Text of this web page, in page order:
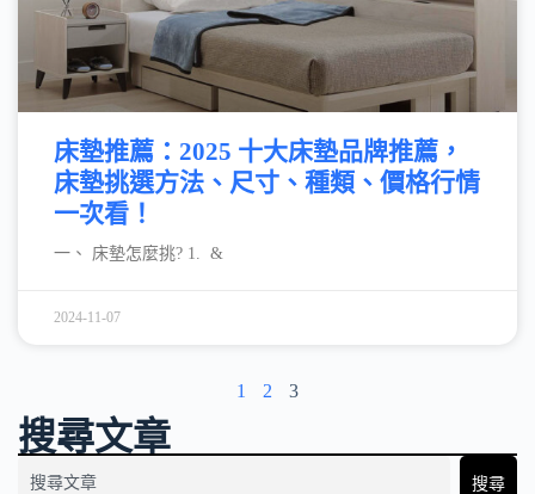
搜尋文章
搜尋
床墊推薦：2025 十大床墊品牌推薦，
床墊挑選方法、尺寸、種類、價格行情
一次看！
一、 床墊怎麼挑? 1. &
2024-11-07
1 2 3